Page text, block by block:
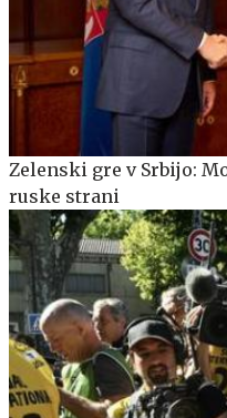
Zelenski gre v Srbijo:
ruske strani